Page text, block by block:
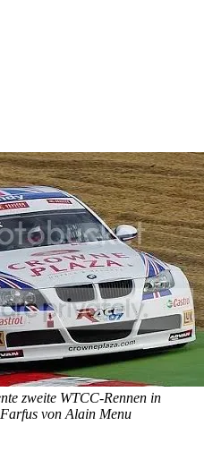
zweite WTCC-Rennen in
von Alain Menu